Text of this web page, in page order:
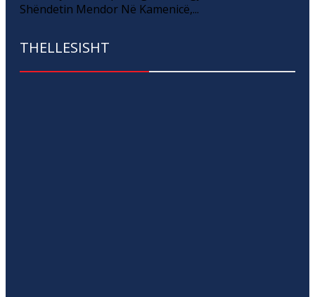
Shëndetin Mendor Në Kamenicë,...
THELLESISHT